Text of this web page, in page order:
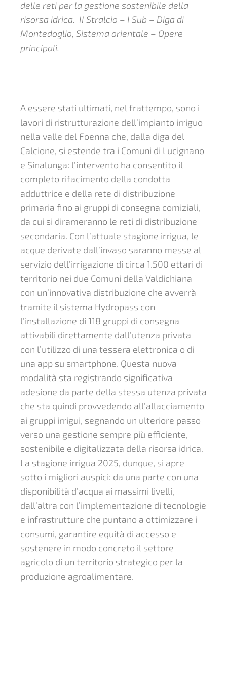
delle reti per la gestione sostenibile della
risorsa idrica. II Stralcio – I Sub – Diga di
Montedoglio, Sistema orientale – Opere
principali.
A essere stati ultimati, nel frattempo, sono i
lavori di ristrutturazione dell’impianto irriguo
nella valle del Foenna che, dalla diga del
Calcione, si estende tra i Comuni di Lucignano
e Sinalunga: l’intervento ha consentito il
completo rifacimento della condotta
adduttrice e della rete di distribuzione
primaria fino ai gruppi di consegna comiziali,
da cui si dirameranno le reti di distribuzione
secondaria. Con l’attuale stagione irrigua, le
acque derivate dall’invaso saranno messe al
servizio dell’irrigazione di circa 1.500 ettari di
territorio nei due Comuni della Valdichiana
con un’innovativa distribuzione che avverrà
tramite il sistema Hydropass con
l’installazione di 118 gruppi di consegna
attivabili direttamente dall’utenza privata
con l’utilizzo di una tessera elettronica o di
una app su smartphone. Questa nuova
modalità sta registrando significativa
adesione da parte della stessa utenza privata
che sta quindi provvedendo all’allacciamento
ai gruppi irrigui, segnando un ulteriore passo
verso una gestione sempre più efficiente,
sostenibile e digitalizzata della risorsa idrica.
La stagione irrigua 2025, dunque, si apre
sotto i migliori auspici: da una parte con una
disponibilità d’acqua ai massimi livelli,
dall’altra con l’implementazione di tecnologie
e infrastrutture che puntano a ottimizzare i
consumi, garantire equità di accesso e
sostenere in modo concreto il settore
agricolo di un territorio strategico per la
produzione agroalimentare.